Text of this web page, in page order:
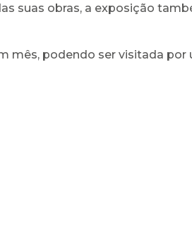
suas obras, a exposição
mês, podendo ser visitada